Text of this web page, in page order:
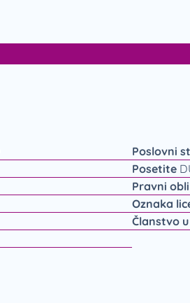
Poslovni
Posetite
Pravni
Oznaka
Članstvo